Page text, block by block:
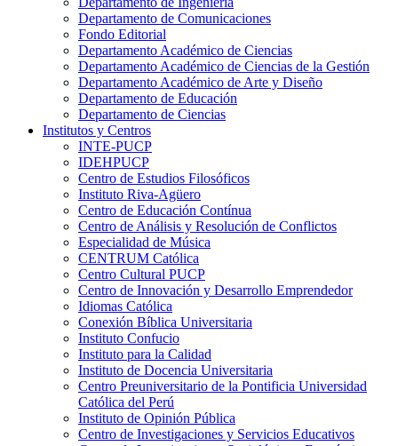
Departamento de Comunicaciones
Fondo Editorial
Departamento Académico de Ciencias
Departamento Académico de Ciencias de la Gestión
Departamento Académico de Arte y Diseño
Departamento de Educación
Departamento de Ciencias
Institutos y Centros
INTE-PUCP
IDEHPUCP
Centro de Estudios Filosóficos
Instituto Riva-Agüero
Centro de Educación Contínua
Centro de Análisis y Resolución de Conflictos
Especialidad de Música
CENTRUM Católica
Centro Cultural PUCP
Centro de Innovación y Desarrollo Emprendedor
Idiomas Católica
Conexión Bíblica Universitaria
Instituto Confucio
Instituto para la Calidad
Instituto de Docencia Universitaria
Centro Preuniversitario de la Pontificia Universidad
Católica del Perú
Instituto de Opinión Pública
Centro de Investigaciones y Servicios Educativos